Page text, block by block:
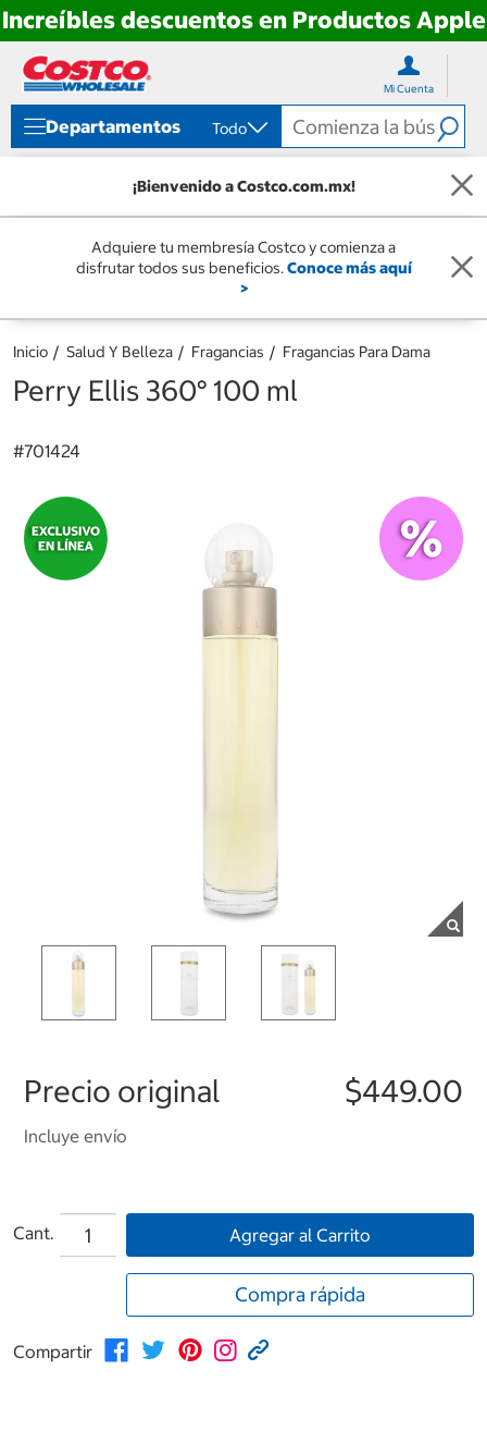
Increíbles descuentos en Productos Apple
directo
contenido
directo
menú
navegación
Mi Cuenta
Departamentos Todo
¡Bienvenido a Costco.com.mx!
Adquiere tu membresía Costco y comienza a
disfrutar todos sus beneficios.Conoce más aquí
>
Inicio Salud Y Belleza Fragancias Fragancias Para Dama
Perry Ellis 360° 100 ml
#701424
Precio original $449.00
Incluye envío
Cant. Agregar al Carrito
Compra rápida
Compartir